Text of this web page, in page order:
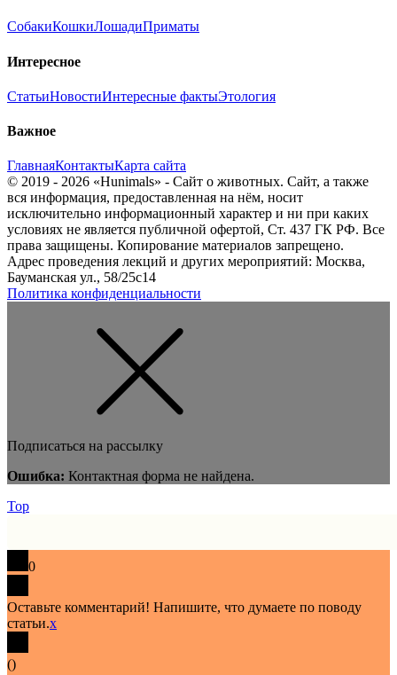
СобакиКошкиЛошадиПриматы
Интересное
СтатьиНовостиИнтересные фактыЭтология
Важное
ГлавнаяКонтактыКарта сайта
© 2019 - 2026 «Hunimals» - Сайт о животных. Сайт, а также
вся информация, предоставленная на нём, носит
исключительно информационный характер и ни при каких
условиях не является публичной офертой, Ст. 437 ГК РФ. Все
права защищены. Копирование материалов запрещено.
Адрес проведения лекций и других мероприятий: Москва,
Бауманская ул., 58/25с14
Политика конфиденциальности
Подписаться на рассылку
Ошибка: Контактная форма не найдена.
Top
0
Оставьте комментарий! Напишите, что думаете по поводу
статьи.x
()